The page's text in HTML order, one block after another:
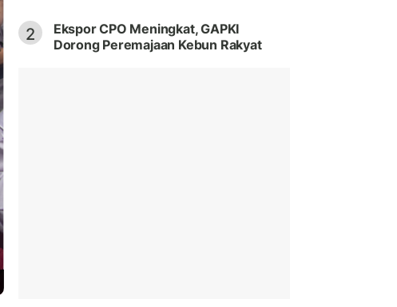
2
Ekspor CPO Meningkat, GAPKI
Dorong Peremajaan Kebun Rakyat